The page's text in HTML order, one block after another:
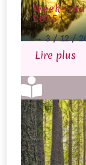
Week-
2025
→3 / 12 /
Lire plus
